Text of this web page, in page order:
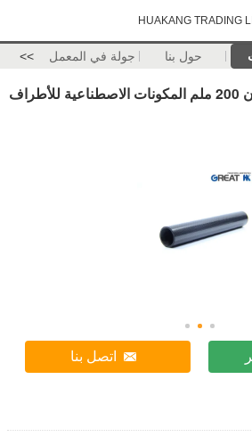
HUAKANG TRADING
حول بنا جولة في المعمل >>
الصمام من ألياف الكربون 200 ملم المكونات الاصطناعية للأطراف
اتصل بنا